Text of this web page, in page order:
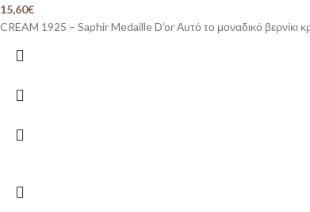
15,60€
CREAM 1925 – Saphir Medaille D’or Αυτό το μοναδικό βερνίκι